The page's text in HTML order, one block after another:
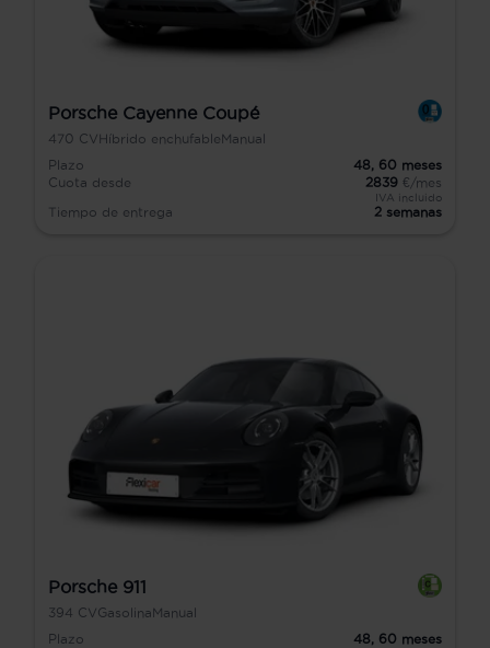
Porsche Cayenne Coupé
470 CV Híbrido enchufable Manual
Plazo
48, 60 meses
Cuota desde
2839 €/mes
IVA incluido
Tiempo de entrega 2 semanas
Porsche 911
394 CVGasolina Manual
Plazo
48, 60 meses